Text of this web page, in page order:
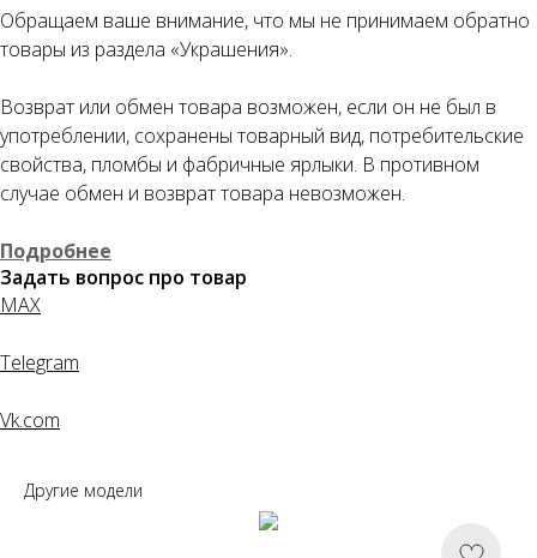
Обращаем ваше внимание, что мы не принимаем обратно
товары из раздела «Украшения».
Возврат или обмен товара возможен, если он не был в
употреблении, сохранены товарный вид, потребительские
свойства, пломбы и фабричные ярлыки. В противном
случае обмен и возврат товара невозможен.
Подробнее
Задать вопрос про товар
MAX
Telegram
Vk.com
Другие модели
сегодня
25%
2 недели
25%
4 недели
6 недель
Без комиссий и переплат
Как обычная оплата картой